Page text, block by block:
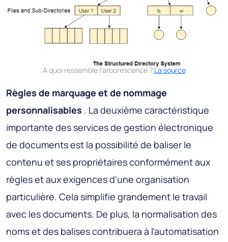
A quoi ressemble l'arborescence ? La source
Règles de marquage et de nommage
personnalisables . La deuxième caractéristique
importante des services de gestion électronique
de documents est la possibilité de baliser le
contenu et ses propriétaires conformément aux
règles et aux exigences d'une organisation
particulière. Cela simplifie grandement le travail
avec les documents. De plus, la normalisation des
noms et des balises contribuera à l'automatisation